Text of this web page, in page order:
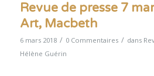
Revue de presse 7
Art, Macbeth
6 mars 2018 / 0 Commentaires / dans
Hélène Guérin